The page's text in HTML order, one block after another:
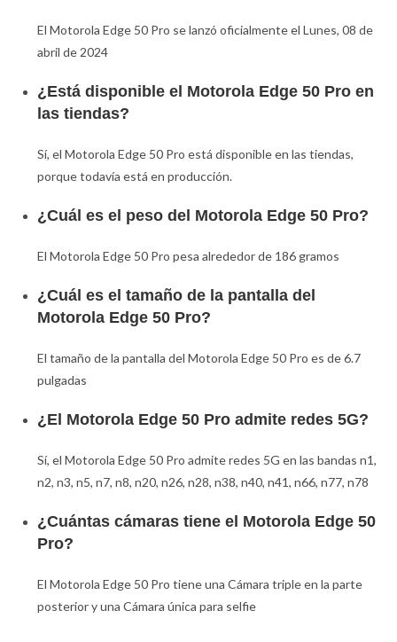
El Motorola Edge 50 Pro se lanzó oficialmente el Lunes, 08 de
abril de 2024
¿Está disponible el Motorola Edge 50 Pro en
las tiendas?
Sí, el Motorola Edge 50 Pro está disponible en las tiendas,
porque todavía está en producción.
¿Cuál es el peso del Motorola Edge 50 Pro?
El Motorola Edge 50 Pro pesa alrededor de 186 gramos
¿Cuál es el tamaño de la pantalla del
Motorola Edge 50 Pro?
El tamaño de la pantalla del Motorola Edge 50 Pro es de 6.7
pulgadas
¿El Motorola Edge 50 Pro admite redes 5G?
Sí, el Motorola Edge 50 Pro admite redes 5G en las bandas n1,
n2, n3, n5, n7, n8, n20, n26, n28, n38, n40, n41, n66, n77, n78
¿Cuántas cámaras tiene el Motorola Edge 50
Pro?
El Motorola Edge 50 Pro tiene una Cámara triple en la parte
posterior y una Cámara única para selfie